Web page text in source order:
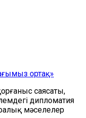
ортақ»
саясаты,
дипломатия
мәселелер